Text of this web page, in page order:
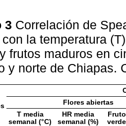
3 Correlación de
la temperatura
frutos maduros en
y norte de Chiapas.
Flores abiertas
T media
semanal (°C)
HR media
semanal (%)